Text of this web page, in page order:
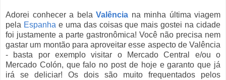
Adorei conhecer a bela Valência na minha última viagem
pela Espanha e uma das coisas que mais gostei na cidade
foi justamente a parte gastronômica! Você não precisa nem
gastar um montão para aproveitar esse aspecto de Valência
- basta por exemplo visitar o Mercado Central e/ou o
Mercado Colón, que falo no post de hoje e garanto que já
irá se deliciar! Os dois são muito frequentados pelos